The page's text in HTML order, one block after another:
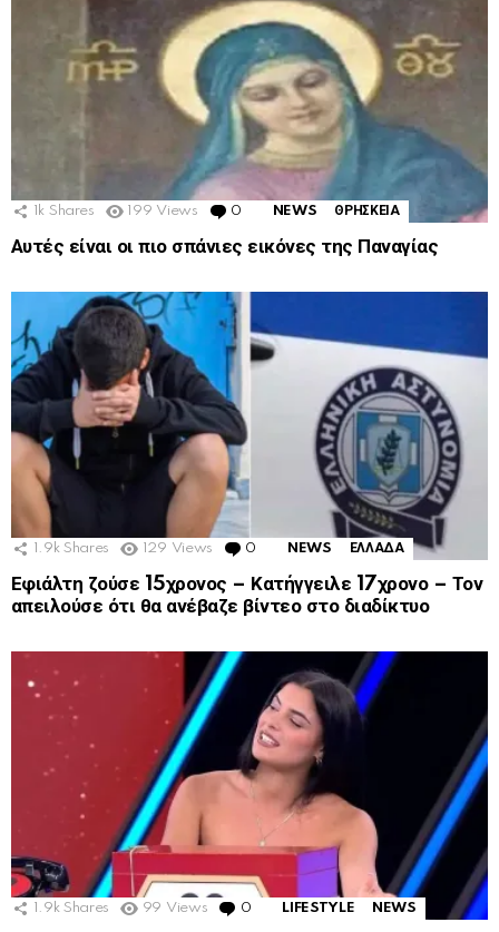
1k Shares 199 Views 0 Comments
NEWS ΘΡΗΣΚΕΙΑ
Αυτές είναι οι πιο σπάνιες εικόνες της Παναγίας
1.9k Shares 129 Views 0 Comments
NEWS ΕΛΛΑΔΑ
Εφιάλτη ζούσε 15χρονος – Κατήγγειλε 17χρονο – Τον
απειλούσε ότι θα ανέβαζε βίντεο στο διαδίκτυο
1.9k Shares 99 Views 0 Comments
LIFESTYLE NEWS